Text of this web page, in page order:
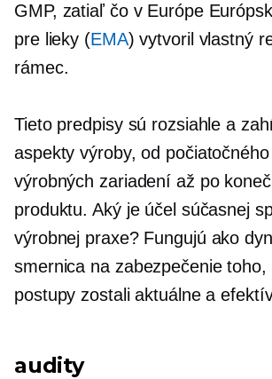
GMP, zatiaľ čo v Európe
pre lieky (EMA) vytvoril vlastný
rámec.
Tieto predpisy sú rozsiahle a
aspekty výroby, od
výrobných zariadení až po
produktu. Aký je účel súčasnej
výrobnej praxe? Fungujú ako
smernica na zabezpečenie
postupy zostali aktuálne a
audity